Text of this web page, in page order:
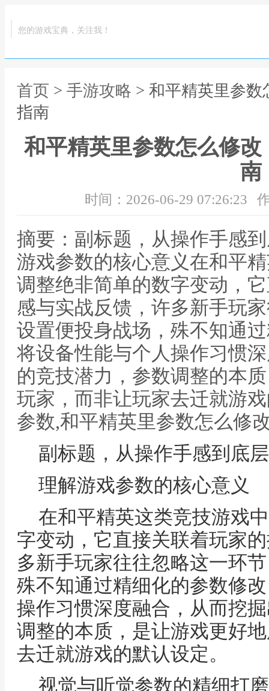
您的游戏宝典，关注我！
首页 > 手游攻略 > 和平精英里参
指南
和平精英里参数怎么修
南
时间：2026-06-29 07:26:23
摘要：副标题，从操作手感
游戏参数的核心意义在和平
调整绝非简单的数字变动，
感与实战反馈，许多新手玩
设置便投身战场，殊不知通
将设备性能与个人操作习惯
的竞技潜力，参数调整的本
玩家，而非让玩家去迁就游
参数,和平精英里参数怎么修
副标题，从操作手感到底
理解游戏参数的核心意义
在和平精英这类竞技游戏
字变动，它直接关联着玩家
多新手玩家往往忽略这一环
殊不知通过精细化的参数修
操作习惯深度融合，从而挖
调整的本质，是让游戏更好
去迁就游戏的默认设定。
视觉与听觉参数的精细打磨